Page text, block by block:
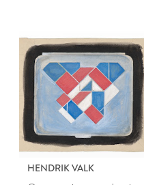
HENDRIK VALK